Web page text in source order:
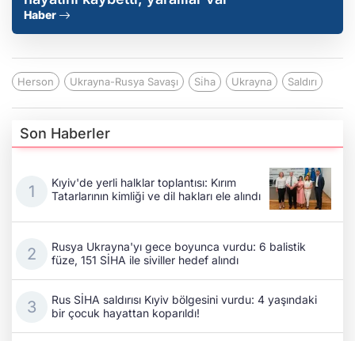
Haber
Herson Ukrayna-Rusya Savaşı Si̇ha Ukrayna Saldırı
Son Haberler
Kıyiv'de yerli halklar toplantısı: Kırım
Tatarlarının kimliği ve dil hakları ele alındı
Rusya Ukrayna'yı gece boyunca vurdu: 6 balistik
füze, 151 SİHA ile siviller hedef alındı
Rus SİHA saldırısı Kıyiv bölgesini vurdu: 4 yaşındaki
bir çocuk hayattan koparıldı!